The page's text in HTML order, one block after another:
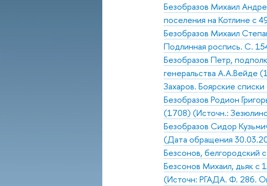
Безобразов Михаил
поселения на Котлине с
Безобразов Михаил
Подлинная роспись. С.
Безобразов Петр,
генеральства А.А.Вейде
Захаров. Боярские
Безобразов Родион
(1708) (Источн.:
Безобразов Сидор
(Дата обращения
Безсонов, белгородский
Безсонов Михаил, дьяк с
(Источн: РГАДА. Ф. 286.